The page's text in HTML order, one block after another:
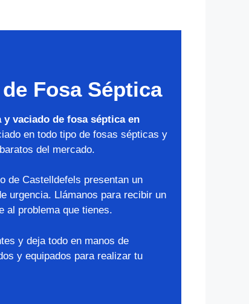
Fosa Séptica
y vaciado de fosa séptica en
en todo tipo de fosas sépticas y
del mercado.
de Castelldefels presentan un
urgencia. Llámanos para recibir un
al problema que tienes.
y deja todo en manos de
y equipados para realizar tu